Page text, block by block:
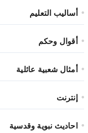
أساليب التعليم
أقوال وحكم
أمثال شعبية عائلية
إنترنت
احاديث نبوية وقدسية